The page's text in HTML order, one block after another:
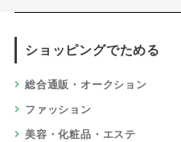
ショッピングでためる
総合通販・オークション
ファッション
美容・化粧品・エステ